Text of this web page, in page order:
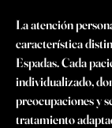
La atención
característica
Espadas. Cada
individualizado,
preocupaciones y
tratamiento